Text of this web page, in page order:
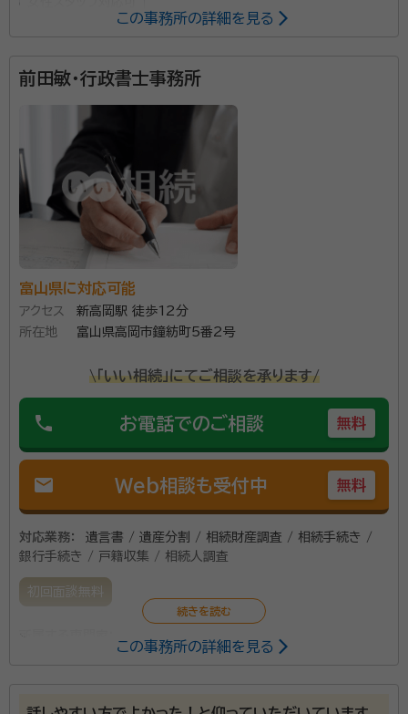
橋場絵里
特定行政書士 申請取次行政書士
顧客の話を聞いた上で、最善の案を提案いたします。 当
方の意見を押しつけるようなことは一切いたしません。
富山行政書士会
この事務所の詳細を見る
前田敏・行政書士事務所
富山県に対応可能
アクセス
新高岡駅 徒歩12分
所在地
富山県高岡市鐘紡町5番2号
\「いい相続」にてご相談を承ります/
phone お電話でのご相談 無料
mail Web相談も受付中 無料
対応業務：
遺言書 / 遺産分割 / 相続財産調査 / 相続手続き /
銀行手続き / 戸籍収集 / 相続人調査
初回面談無料
資格等：行政書士
この事務所の詳細を見る